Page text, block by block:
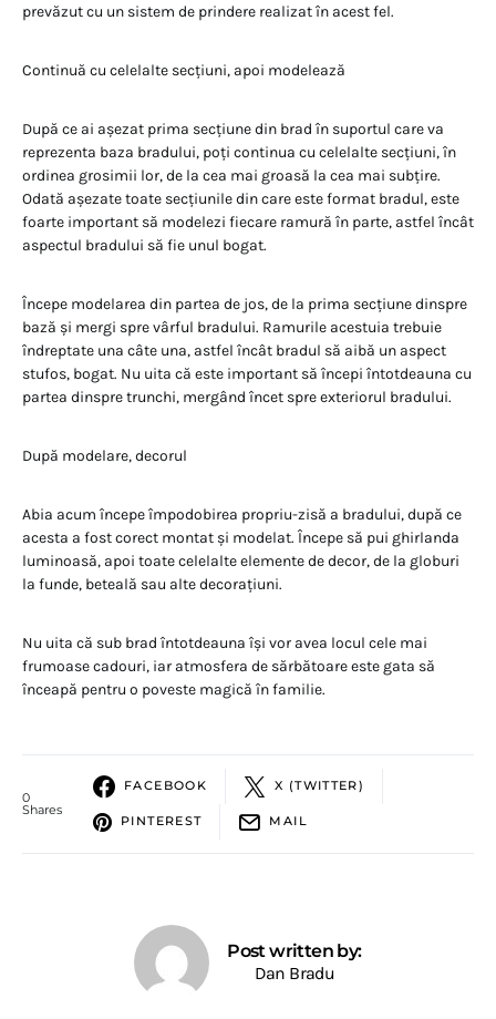
prevăzut cu un sistem de prindere realizat în acest fel.
Continuă cu celelalte secțiuni, apoi modelează
După ce ai așezat prima secțiune din brad în suportul care va
reprezenta baza bradului, poți continua cu celelalte secțiuni, în
ordinea grosimii lor, de la cea mai groasă la cea mai subțire.
Odată așezate toate secțiunile din care este format bradul, este
foarte important să modelezi fiecare ramură în parte, astfel încât
aspectul bradului să fie unul bogat.
Începe modelarea din partea de jos, de la prima secțiune dinspre
bază și mergi spre vârful bradului. Ramurile acestuia trebuie
îndreptate una câte una, astfel încât bradul să aibă un aspect
stufos, bogat. Nu uita că este important să începi întotdeauna cu
partea dinspre trunchi, mergând încet spre exteriorul bradului.
După modelare, decorul
Abia acum începe împodobirea propriu-zisă a bradului, după ce
acesta a fost corect montat și modelat. Începe să pui ghirlanda
luminoasă, apoi toate celelalte elemente de decor, de la globuri
la funde, beteală sau alte decorațiuni.
Nu uita că sub brad întotdeauna își vor avea locul cele mai
frumoase cadouri, iar atmosfera de sărbătoare este gata să
înceapă pentru o poveste magică în familie.
0
Shares
FACEBOOK X (TWITTER)
PINTEREST MAIL
Post written by:
Dan Bradu